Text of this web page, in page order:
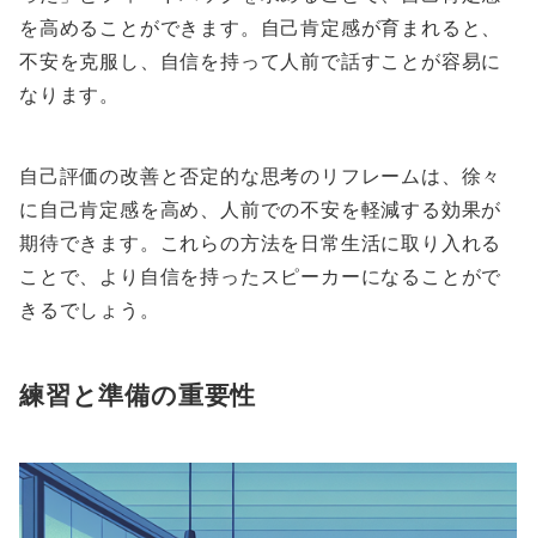
を高めることができます。自己肯定感が育まれると、
不安を克服し、自信を持って人前で話すことが容易に
なります。
自己評価の改善と否定的な思考のリフレームは、徐々
に自己肯定感を高め、人前での不安を軽減する効果が
期待できます。これらの方法を日常生活に取り入れる
ことで、より自信を持ったスピーカーになることがで
きるでしょう。
練習と準備の重要性